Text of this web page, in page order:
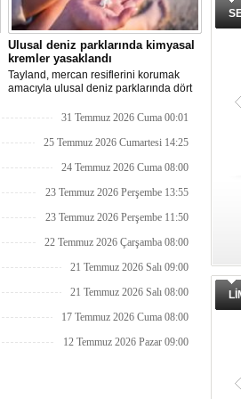
Ulusal deniz parklarında kimyasal
kremler yasaklandı
Tayland, mercan resiflerini korumak
amacıyla ulusal deniz parklarında dört
kremlerinin kullanımını resmen
31 Temmuz 2026 Cuma 00:01
25 Temmuz 2026 Cumartesi 14:25
24 Temmuz 2026 Cuma 08:00
23 Temmuz 2026 Perşembe 13:55
23 Temmuz 2026 Perşembe 11:50
22 Temmuz 2026 Çarşamba 08:00
21 Temmuz 2026 Salı 09:00
21 Temmuz 2026 Salı 08:00
17 Temmuz 2026 Cuma 08:00
12 Temmuz 2026 Pazar 09:00